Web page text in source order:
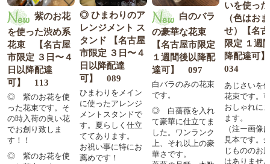
紫のお花
を使った渋め系
花束 【名古屋
市限定 ３日〜４
日以降配達
可】 113
◎ 紫のお花を使
った花束です。そ
の時入荷の良い花
でお創り致しま
す！！
◎ 紫のお花を使
◎ ひまわりのア
レンジメント ス
タンド 【名古屋
市限定 ３日〜４
日以降配達
可】 089
ひまわりをメイン
に使ったアレンジ
メントスタンドで
す。夏らしく仕立
ててあります。
お祝い事に特にお
薦めです！
白のバラ
の豪華な花束
【名古屋市限定
１週間後以降配
達可】 097
白バラのみの花束
です。
◎ 白薔薇を入れ
て豪華に仕立てま
した。ワンランク
上、それ以上の豪
華さです。
いを使っ
（色はお
せ）【名
限定 １週
降配達可
034
あじさいを
花束です。
おしゃれに
ます。
（注ー画像
見本です。
じもののお
はありませ